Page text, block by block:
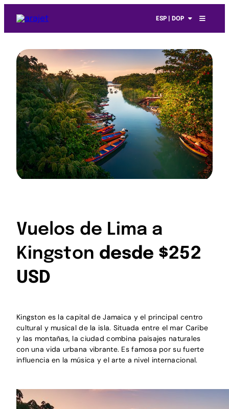
ESP | DOP
Vuelos de Lima a
Kingston desde $252
USD
Kingston es la capital de Jamaica y el principal centro
cultural y musical de la isla. Situada entre el mar Caribe
y las montañas, la ciudad combina paisajes naturales
con una vida urbana vibrante. Es famosa por su fuerte
influencia en la música y el arte a nivel internacional.